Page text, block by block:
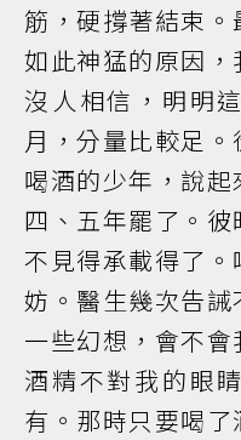
筋，硬撐著結束
如此神猛的原因，
沒人相信，明明
月，分量比較足
喝酒的少年，說
四、五年罷了。
不見得承載得了
妨。醫生幾次告
一些幻想，會不會
酒精不對我的眼
有。那時只要喝